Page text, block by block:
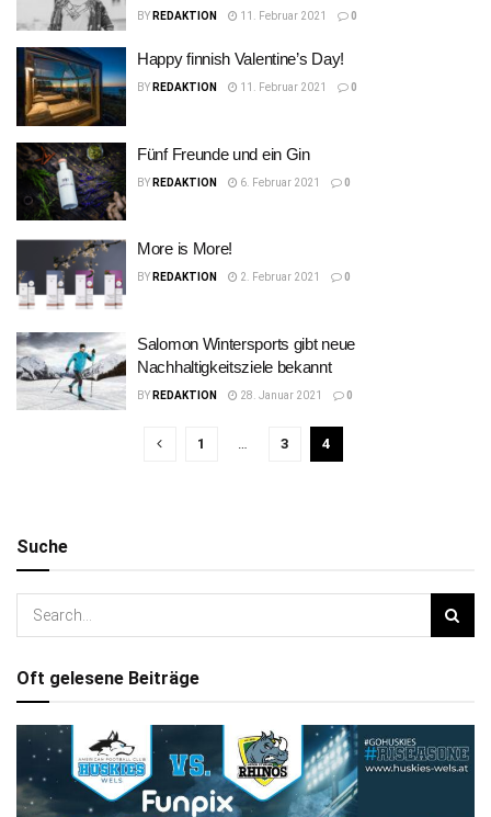
BY REDAKTION 11. Februar 2021 0
Happy finnish Valentine’s Day!
BY REDAKTION 11. Februar 2021 0
Fünf Freunde und ein Gin
BY REDAKTION 6. Februar 2021 0
More is More!
BY REDAKTION 2. Februar 2021 0
Salomon Wintersports gibt neue
Nachhaltigkeitsziele bekannt
BY REDAKTION 28. Januar 2021 0
1 … 3 4
Suche
Oft gelesene Beiträge